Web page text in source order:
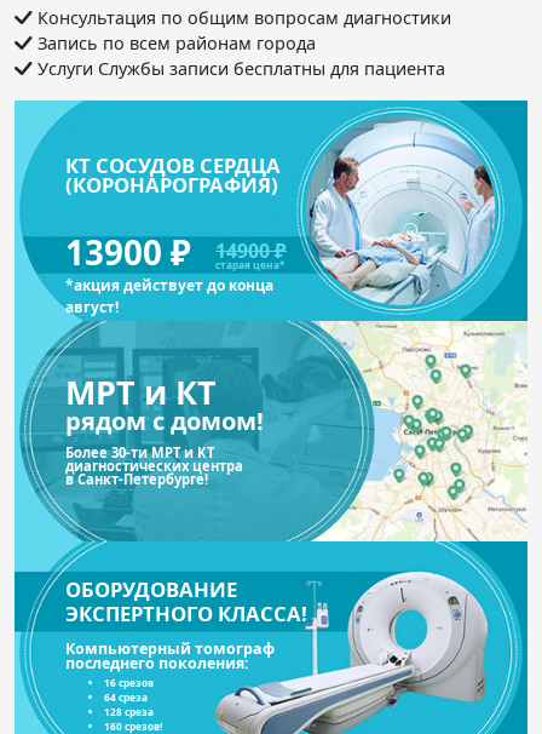
Консультация по общим вопросам диагностики
Запись по всем районам города
Услуги Службы записи бесплатны для пациента
КТ СОСУДОВ СЕРДЦА
(КОРОНАРОГРАФИЯ)
13900 ₽ 14900 ₽
старая цена*
*акция действует до конца
август!
МРТ и КТ
рядом с домом!
Более 30-ти МРТ и КТ
диагностических центра
в Санкт-Петербурге!
ОБОРУДОВАНИЕ
ЭКСПЕРТНОГО КЛАССА!
Компьютерный томограф
последнего поколения:
16 срезов
64 среза
128 среза
160 срезов!